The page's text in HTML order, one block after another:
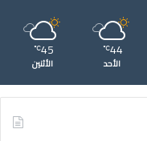
44
℃
الأحد
45
℃
الأثنين